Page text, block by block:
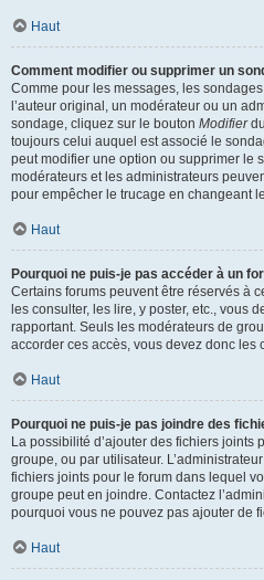
Haut
Comment modifier ou supprimer un
Comme pour les messages, les
l’auteur original, un modérateur ou un
sondage, cliquez sur le bouton Modifier
toujours celui auquel est associé le
peut modifier une option ou supprimer le
modérateurs et les administrateurs
pour empêcher le trucage en changeant
Haut
Pourquoi ne puis-je pas accéder à un
Certains forums peuvent être réservés à
les consulter, les lire, y poster, etc., vous
rapportant. Seuls les modérateurs de
accorder ces accès, vous devez donc les
Haut
Pourquoi ne puis-je pas joindre des
La possibilité d’ajouter des fichiers joints
groupe, ou par utilisateur.
fichiers joints pour le forum dans lequel
groupe peut en joindre. Contactez
pourquoi vous ne pouvez pas ajouter de
Haut